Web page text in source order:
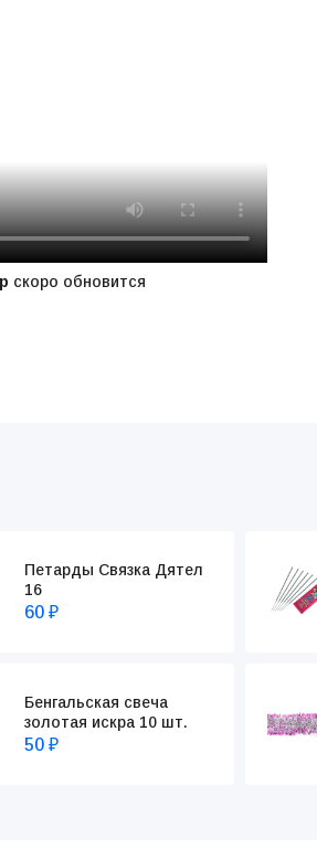
скоро обновится
Петарды Связка Дятел
16
60 ₽
Бенгальская свеча
золотая искра 10 шт.
50 ₽